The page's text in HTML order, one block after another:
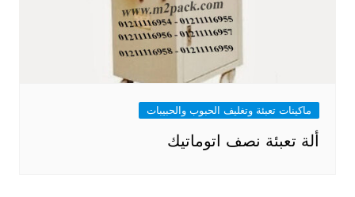
ماكينات تعبئة وتغليف الحبوب والحبيبات
ألة تعبئة نصف اتوماتيك